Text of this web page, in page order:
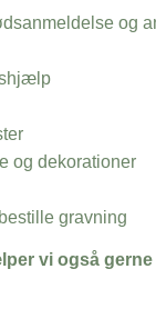
og
og dekorationer
gravning
vi også gerne